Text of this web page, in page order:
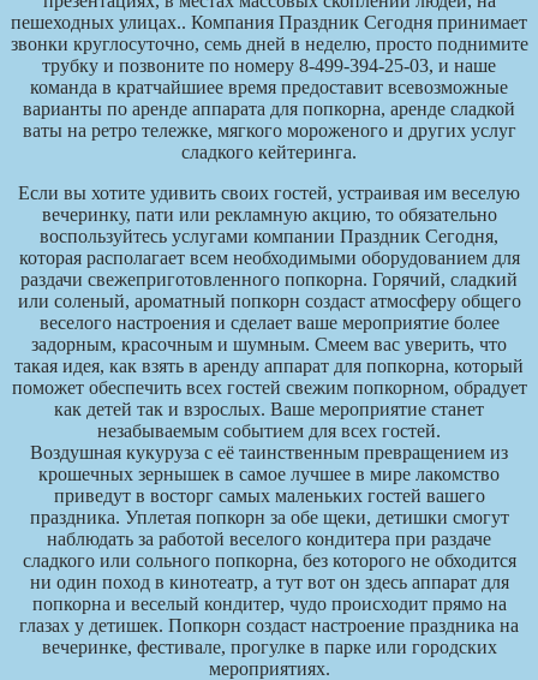
пешеходных улицах.. Компания Праздник Сегодня принимает
звонки круглосуточно, семь дней в неделю, просто поднимите
трубку и позвоните по номеру 8-499-394-25-03, и наше
команда в кратчайшиее время предоставит всевозможные
варианты по аренде аппарата для попкорна, аренде сладкой
ваты на ретро тележке, мягкого мороженого и других услуг
сладкого кейтеринга.
Если вы хотите удивить своих гостей, устраивая им веселую
вечеринку, пати или рекламную акцию, то обязательно
воспользуйтесь услугами компании Праздник Сегодня,
которая располагает всем необходимыми оборудованием для
раздачи свежеприготовленного попкорна. Горячий, сладкий
или соленый, ароматный попкорн создаст атмосферу общего
веселого настроения и сделает ваше мероприятие более
задорным, красочным и шумным. Смеем вас уверить, что
такая идея, как взять в аренду аппарат для попкорна, который
поможет обеспечить всех гостей свежим попкорном, обрадует
как детей так и взрослых. Ваше мероприятие станет
незабываемым событием для всех гостей.
Воздушная кукуруза с её таинственным превращением из
крошечных зернышек в самое лучшее в мире лакомство
приведут в восторг самых маленьких гостей вашего
праздника. Уплетая попкорн за обе щеки, детишки смогут
наблюдать за работой веселого кондитера при раздаче
сладкого или сольного попкорна, без которого не обходится
ни один поход в кинотеатр, а тут вот он здесь аппарат для
попкорна и веселый кондитер, чудо происходит прямо на
глазах у детишек. Попкорн создаст настроение праздника на
вечеринке, фестивале, прогулке в парке или городских
мероприятиях.